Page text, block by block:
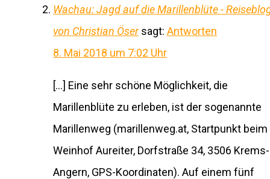
Wachau: Jagd auf die Marillenblüte -
von Christian Öser sagt: Antworten
8. Mai 2018 um 7:02 Uhr
[…] Eine sehr schöne Möglichkeit, die
Marillenblüte zu erleben, ist der sogenannte
Marillenweg (marillenweg.at, Startpunkt beim
Weinhof Aureiter, Dorfstraße 34, 3506 Krems-
Angern, GPS-Koordinaten). Auf einem fünf